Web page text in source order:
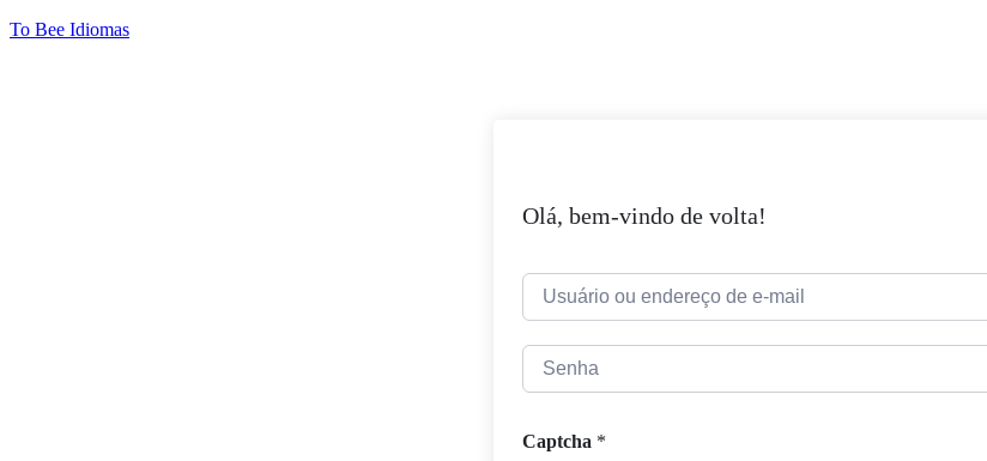
Ir
To Bee Idiomas
Olá, bem-vindo de volta!
Captcha *